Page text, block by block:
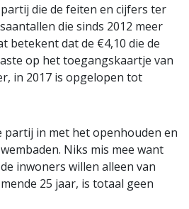
partij die de feiten en cijfers ter
die sinds 2012 meer
betekent dat de €4,10 die de
op het toegangskaartje van
in 2017 is opgelopen tot
partij in met het openhouden en
Niks mis mee want
inwoners willen alleen van
25 jaar, is totaal geen